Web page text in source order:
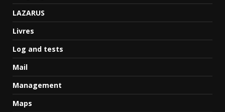
LAZARUS
Livres
Log and tests
Mail
Management
Maps